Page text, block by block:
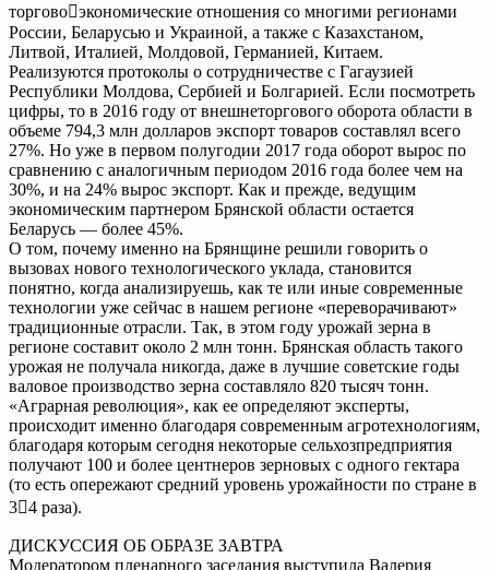
торговоэкономические отношения со многими регионами
России, Беларусью и Украиной, а также с Казахстаном,
Литвой, Италией, Молдовой, Германией, Китаем.
Реализуются протоколы о сотрудничестве с Гагаузией
Республики Молдова, Сербией и Болгарией. Если посмотреть
цифры, то в 2016 году от внешнеторгового оборота области в
объеме 794,3 млн долларов экспорт товаров составлял всего
27%. Но уже в первом полугодии 2017 года оборот вырос по
сравнению с аналогичным периодом 2016 года более чем на
30%, и на 24% вырос экспорт. Как и прежде, ведущим
экономическим партнером Брянской области остается
Беларусь — более 45%.
О том, почему именно на Брянщине решили говорить о
вызовах нового технологического уклада, становится
понятно, когда анализируешь, как те или иные современные
технологии уже сейчас в нашем регионе «переворачивают»
традиционные отрасли. Так, в этом году урожай зерна в
регионе составит около 2 млн тонн. Брянская область такого
урожая не получала никогда, даже в лучшие советские годы
валовое производство зерна составляло 820 тысяч тонн.
«Аграрная революция», как ее определяют эксперты,
происходит именно благодаря современным агротехнологиям,
благодаря которым сегодня некоторые сельхозпредприятия
получают 100 и более центнеров зерновых с одного гектара
(то есть опережают средний уровень урожайности по стране в
34 раза).
ДИСКУССИЯ ОБ ОБРАЗЕ ЗАВТРА
Модератором пленарного заседания выступила Валерия